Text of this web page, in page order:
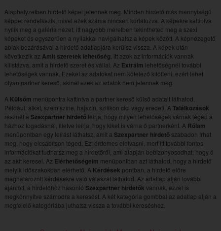
Alaphelyzetben hirdető képei jelennek meg. Minden hirdető más mennyiségű
képpel rendelkezik, mivel ezek száma nincsen korlátozva. A képekre kattintva
nyílik meg a galéria nézet, itt nagyobb méretben tekintheted meg a szexi
képeket és egyszerűen a nyilakkal navigálhatsz a képek között. A képnézegető
ablak bezárásával a hirdető adatlapjára kerülsz vissza. A képek után
következik az Amit szeretek lehetőség , itt azok az információk vannak
kilistázva, amit a hirdető szeret és vállal. Az Extráim lehetőségnél további
lehetőségek vannak. Ezeket az adatokat nem kötelező kitölteni, ezért lehet
olyan partner kereső, akinél ezek az adatok nem jelennek meg.
A Külsőm menüpontra kattintva a partner kereső külső adatait láthatod.
Például: alkat, szem színe, hajszín, szilikon cici vagy eredeti. A Találkozások
résznél a Szexpartner hirdetőleírja, hogy milyen lehetőségek várnak téged a
házhoz fogadásnál, illetve leírja, hogy kiket is várna ő partnerként. A Rólam
menüpontban egy leírást láthatsz, amit a Szexpartner hirdetőszabadon írhat
meg, hogy elcsábítson téged. Ezt érdemes elolvasni, mert itt további fontos
információkat tudhatsz meg a hirdetőről, ami alapján bebizonyosodhat, hogy ő
az akit keresel. Az Elérhetőségeim menüpontban azt láthatod, hogy a hirdető
melyik időszakokban elérhető. A Kérdések pontban, a hirdető előre
meghatározott kérdésekre való válaszát láthatod. Az adatlap alján további
ajánlott, a hirdetőhöz hasonló Szexpartner hirdetők vannak, ezzel is
megkönnyítve számodra a keresést. A két kategória gombbal az adatlap alján a
megfelelő kategóriába juthatsz vissza a további kereséshez.